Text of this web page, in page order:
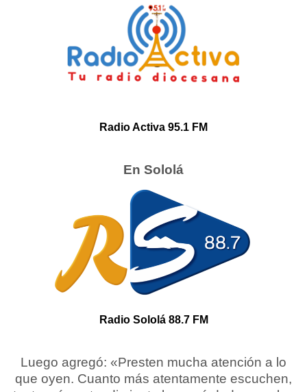
Radio Activa 95.1 FM
En Sololá
Radio Sololá 88.7 FM
Luego agregó: «Presten mucha atención a lo
que oyen. Cuanto más atentamente escuchen,